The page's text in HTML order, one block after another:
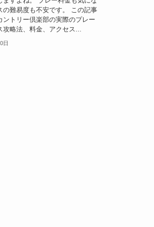
の難易度も不安です。 この記事
ントリー倶楽部の実際のプレー
略法、料金、アクセス...
日